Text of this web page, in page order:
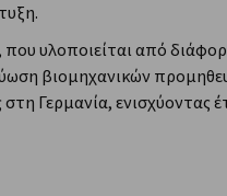
που υλοποιείται από
βιομηχανικών
Γερμανία, ενισχύοντας